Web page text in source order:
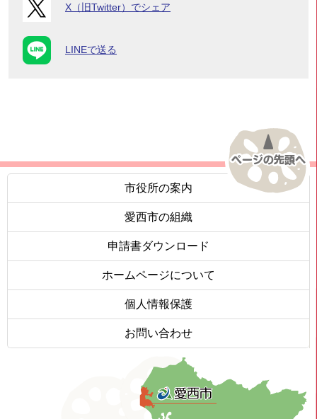
X（旧Twitter）でシェア
LINEで送る
市役所の案内
愛西市の組織
申請書ダウンロード
ホームページについて
個人情報保護
お問い合わせ